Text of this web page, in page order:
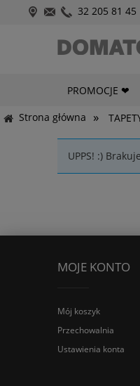
32 205 81 45
PROMOCJE ❤
Strona główna
»
UPPS! :)
MOJE KONTO
Mój koszyk
Przechowalnia
Ustawienia konta